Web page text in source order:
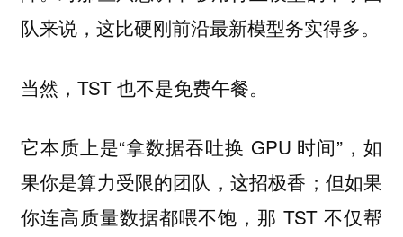
队来说， 这比硬刚前沿最新模型务实得多。
当然，TST 也不是免费午餐。
它本质上是“拿数据吞吐换 GPU 时间”，如
果你是算力受限的团队，这招极香 ；但如果
你连高质量数据都喂不饱 ，那 TST 不仅帮